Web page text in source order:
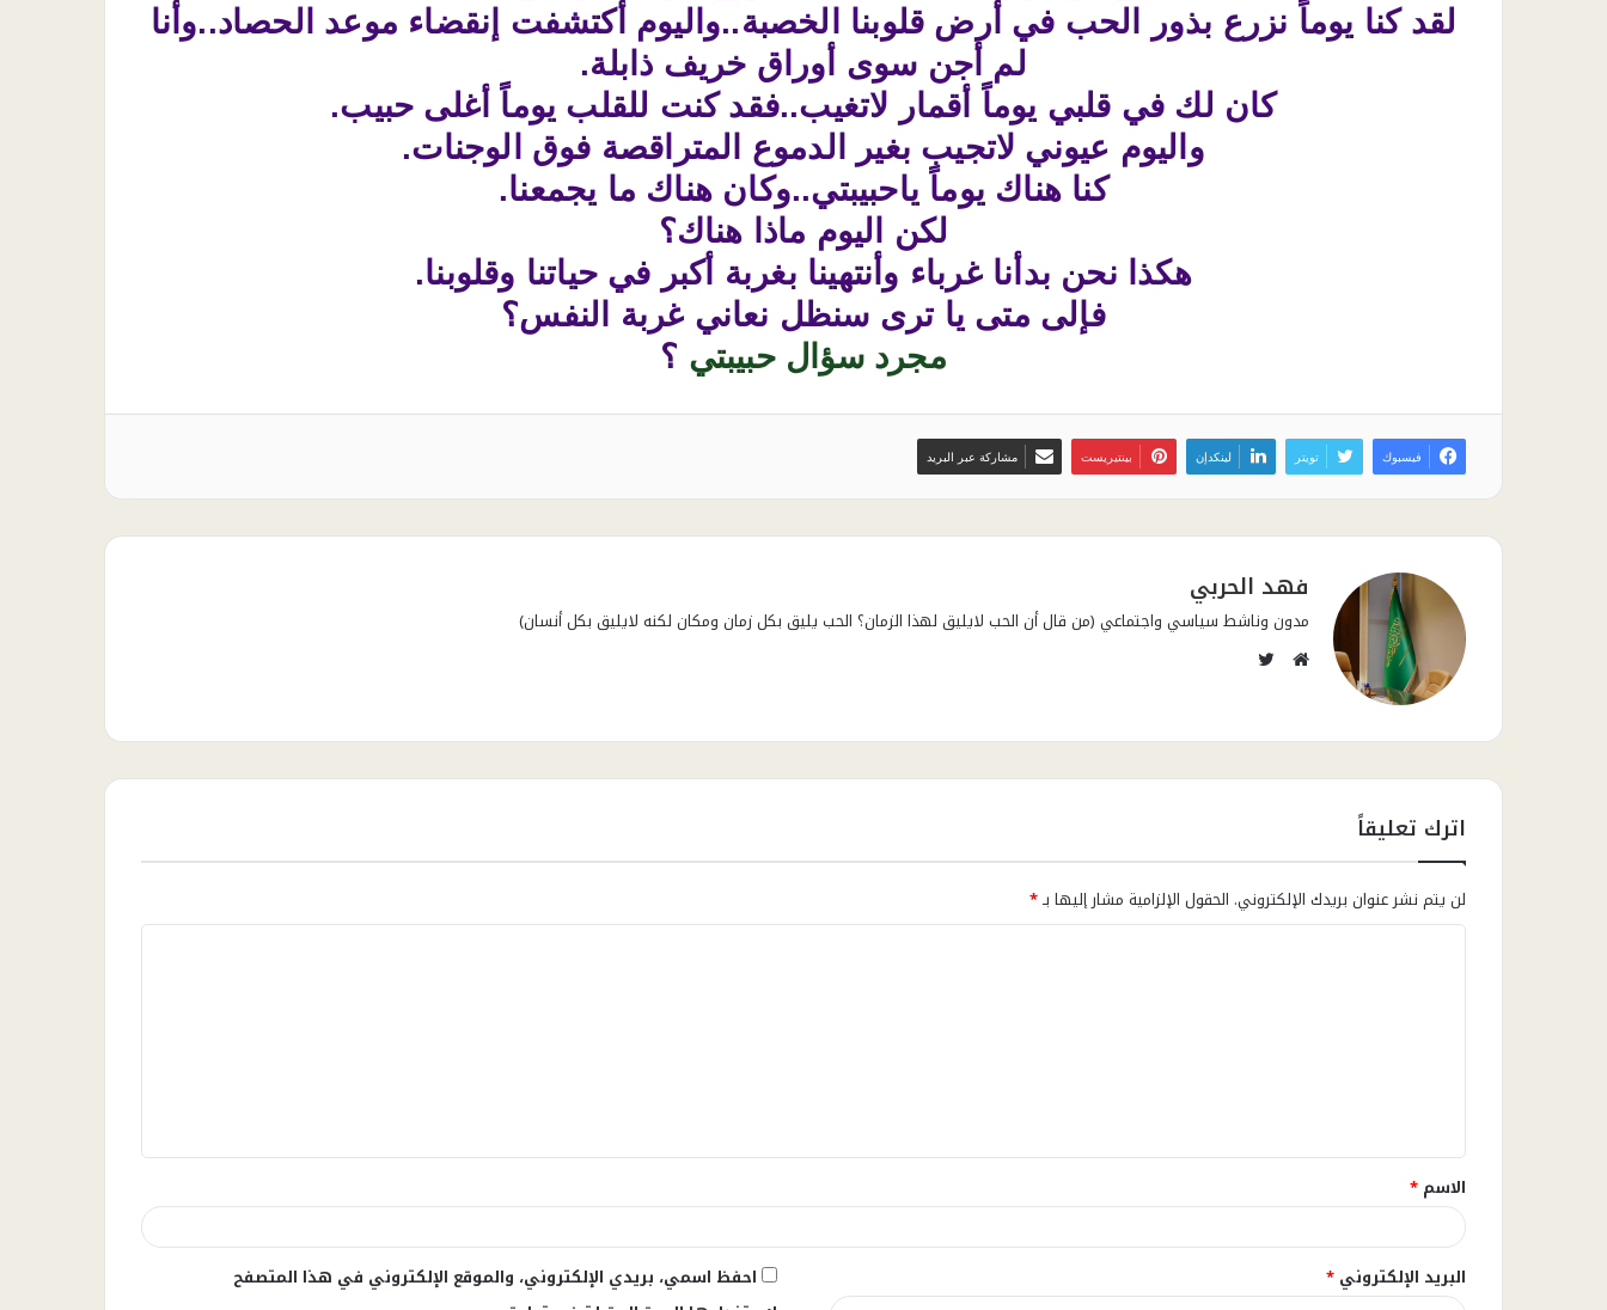
لقد كنا يوماً نزرع بذور الحب في أرض قلوبنا الخصبة..واليوم أكتشفت إنقضاء موعد الحصاد..وأنا
لم أجن سوى أوراق خريف ذابلة.
كان لك في قلبي يوماً أقمار لاتغيب..فقد كنت للقلب يوماً أغلى حبيب.
واليوم عيوني لاتجيب بغير الدموع المتراقصة فوق الوجنات.
كنا هناك يوماً ياحبيبتي..وكان هناك ما يجمعنا.
لكن اليوم ماذا هناك؟
هكذا نحن بدأنا غرباء وأنتهينا بغربة أكبر في حياتنا وقلوبنا.
فإلى متى يا ترى سنظل نعاني غربة النفس؟
مجرد سؤال حبيبتي ؟
فيسبوك تويتر لينكدإن بينتيريست مشاركة عبر البريد
فهد الحربي
مدون وناشط سياسي واجتماعي (من قال أن الحب لايليق لهذا الزمان؟ الحب يليق بكل زمان ومكان لكنه لايليق بكل أنسان)
اترك تعليقاً
لن يتم نشر عنوان بريدك الإلكتروني. الحقول الإلزامية مشار إليها بـ*
ق
*
الاسم *
البريد الإلكتروني *
احفظ اسمي، بريدي الإلكتروني، والموقع الإلكتروني في هذا المتصفح